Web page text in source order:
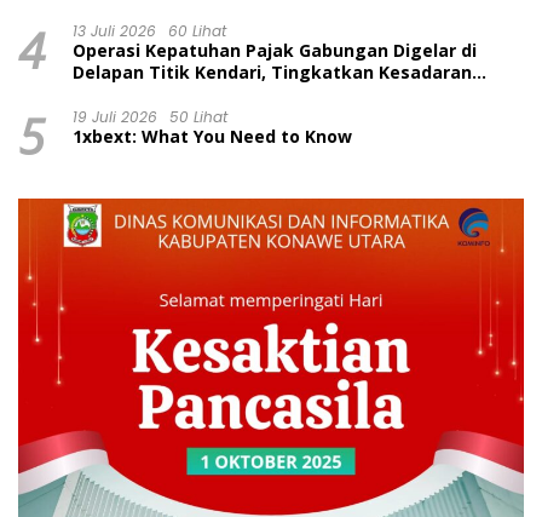
Dinilai Prematur
4 13 Juli 2026 60 Lihat
Operasi Kepatuhan Pajak Gabungan Digelar di
Delapan Titik Kendari, Tingkatkan Kesadaran
5 19 Juli 2026 50 Lihat
1xbext: What You Need to Know